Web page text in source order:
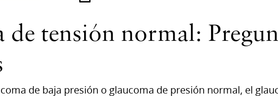
de tensión normal:
de baja presión o glaucoma de presión normal, el